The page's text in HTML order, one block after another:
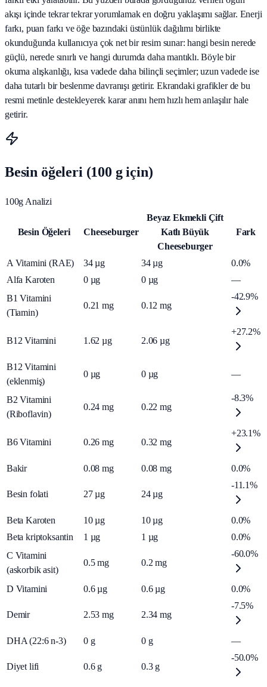
akışı içinde tekrar tekrar yorumlamak en doğru yaklaşımı sağlar. Enerji
farkı, puan farkı ve öğe bazındaki üstünlük dağılımı birlikte
okunduğunda kullanıcıya çok net bir resim sunar: hangi besin nerede
güçlü, nerede sınırlı ve hangi durumda daha mantıklı. Böyle bir
okuma alışkanlığı, kısa vadede daha bilinçli seçimler; uzun vadede ise
daha tutarlı bir beslenme davranışı getirir. Ekrandaki grafikler de bu
resmi metinle destekleyerek karar anını hem hızlı hem anlaşılır hale
getirir.
Besin öğeleri (100 g için)
100g Analizi
Besin Öğeleri Cheeseburger
Beyaz Ekmekli Çift
Katlı Büyük
Cheeseburger
Fark
A Vitamini (RAE) 34 µg 34 µg
0.0%
Alfa Karoten
0 µg 0 µg
—
B1 Vitamini
(Tiamin)
0.21 mg 0.12 mg
-42.9%
B12 Vitamini 1.62 µg 2.06 µg
+27.2%
B12 Vitamini
(eklenmiş)
0 µg 0 µg —
B2 Vitamini
(Riboflavin)
0.24 mg 0.22 mg
-8.3%
B6 Vitamini 0.26 mg 0.32 mg
+23.1%
Bakir 0.08 mg 0.08 mg 0.0%
Besin folati 27 µg 24 µg
-11.1%
Beta Karoten 10 µg 10 µg
0.0%
Beta kriptoksantin
1 µg 1 µg
0.0%
C Vitamini
(askorbik asit)
0.5 mg 0.2 mg
-60.0%
D Vitamini 0.6 µg 0.6 µg 0.0%
Demir 2.53 mg 2.34 mg
-7.5%
DHA (22:6 n-3) 0 g 0 g —
Diyet lifi 0.6 g 0.3 g
-50.0%